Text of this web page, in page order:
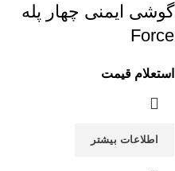
گوشی ایمنی چهار پله
Force
استعلام قیمت
اطلاعات بیشتر